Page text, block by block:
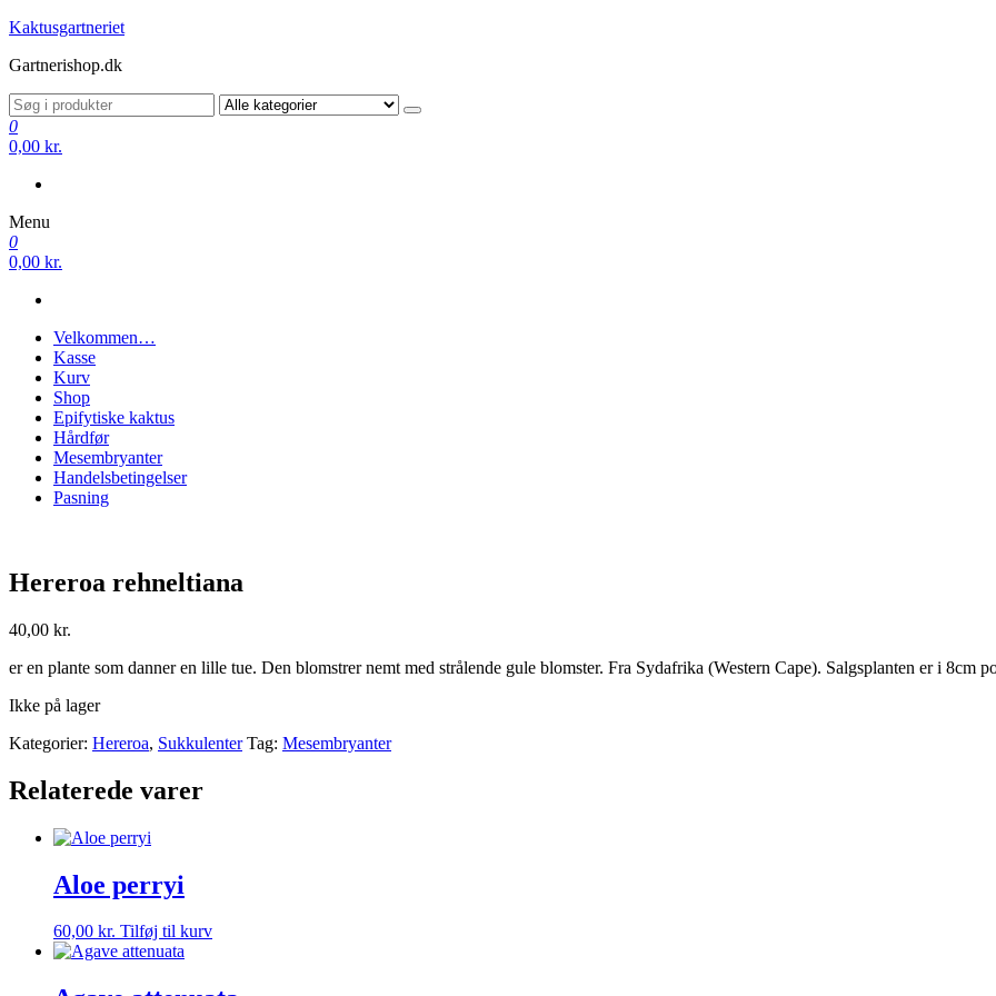
Videre
indhold
Kaktusgartneriet
Gartnerishop.dk
0
0,00 kr.
Menu
0
0,00 kr.
Velkommen…
Kasse
Kurv
Shop
Epifytiske kaktus
Hårdfør
Mesembryanter
Handelsbetingelser
Pasning
Hereroa rehneltiana
40,00 kr.
er en plante som danner en lille tue. Den blomstrer nemt med strålende gule blomster. Fra Sydafrika (Western Cape). Salgsplanten er i 8cm
Ikke på lager
Kategorier: Hereroa, Sukkulenter Tag: Mesembryanter
Relaterede varer
Aloe perryi
60,00 kr. Tilføj til kurv